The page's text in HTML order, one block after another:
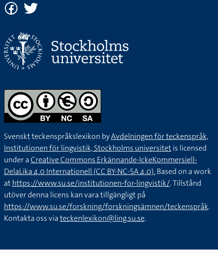
Svenskt teckenspråkslexikon byAvdelningen för teckenspråk,
Institutionen för lingvistik, Stockholms universitetis licensed
under aCreative Commons Erkännande-IckeKommersiell-
DelaLika 4.0 Internationell (CC BY-NC-SA 4.0).Based on a work
athttps://www.su.se/institutionen-for-lingvistik/. Tillstånd
utöver denna licens kan vara tillgängligt på
https://www.su.se/forskning/forskningsämnen/teckenspråk.
Kontakta oss viateckenlexikon@ling.su.se.